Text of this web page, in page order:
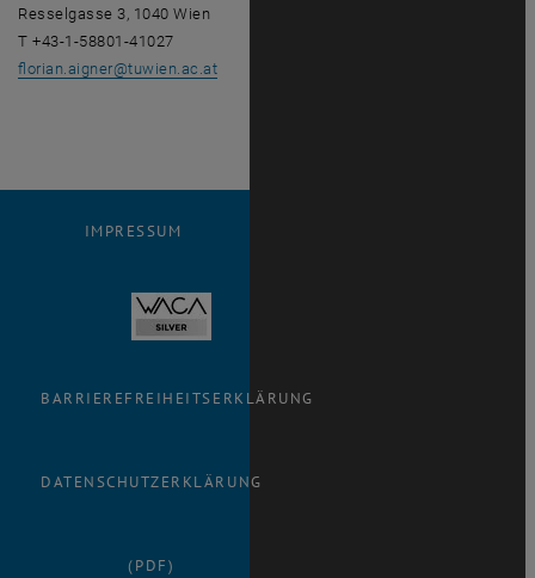
Resselgasse 3, 1040 Wien
T +43-1-58801-41027
florian.aigner@tuwien.ac.at
IMPRESSUM
BARRIEREFREIHEITSERKLÄRUNG
DATENSCHUTZERKLÄRUNG
(PDF)